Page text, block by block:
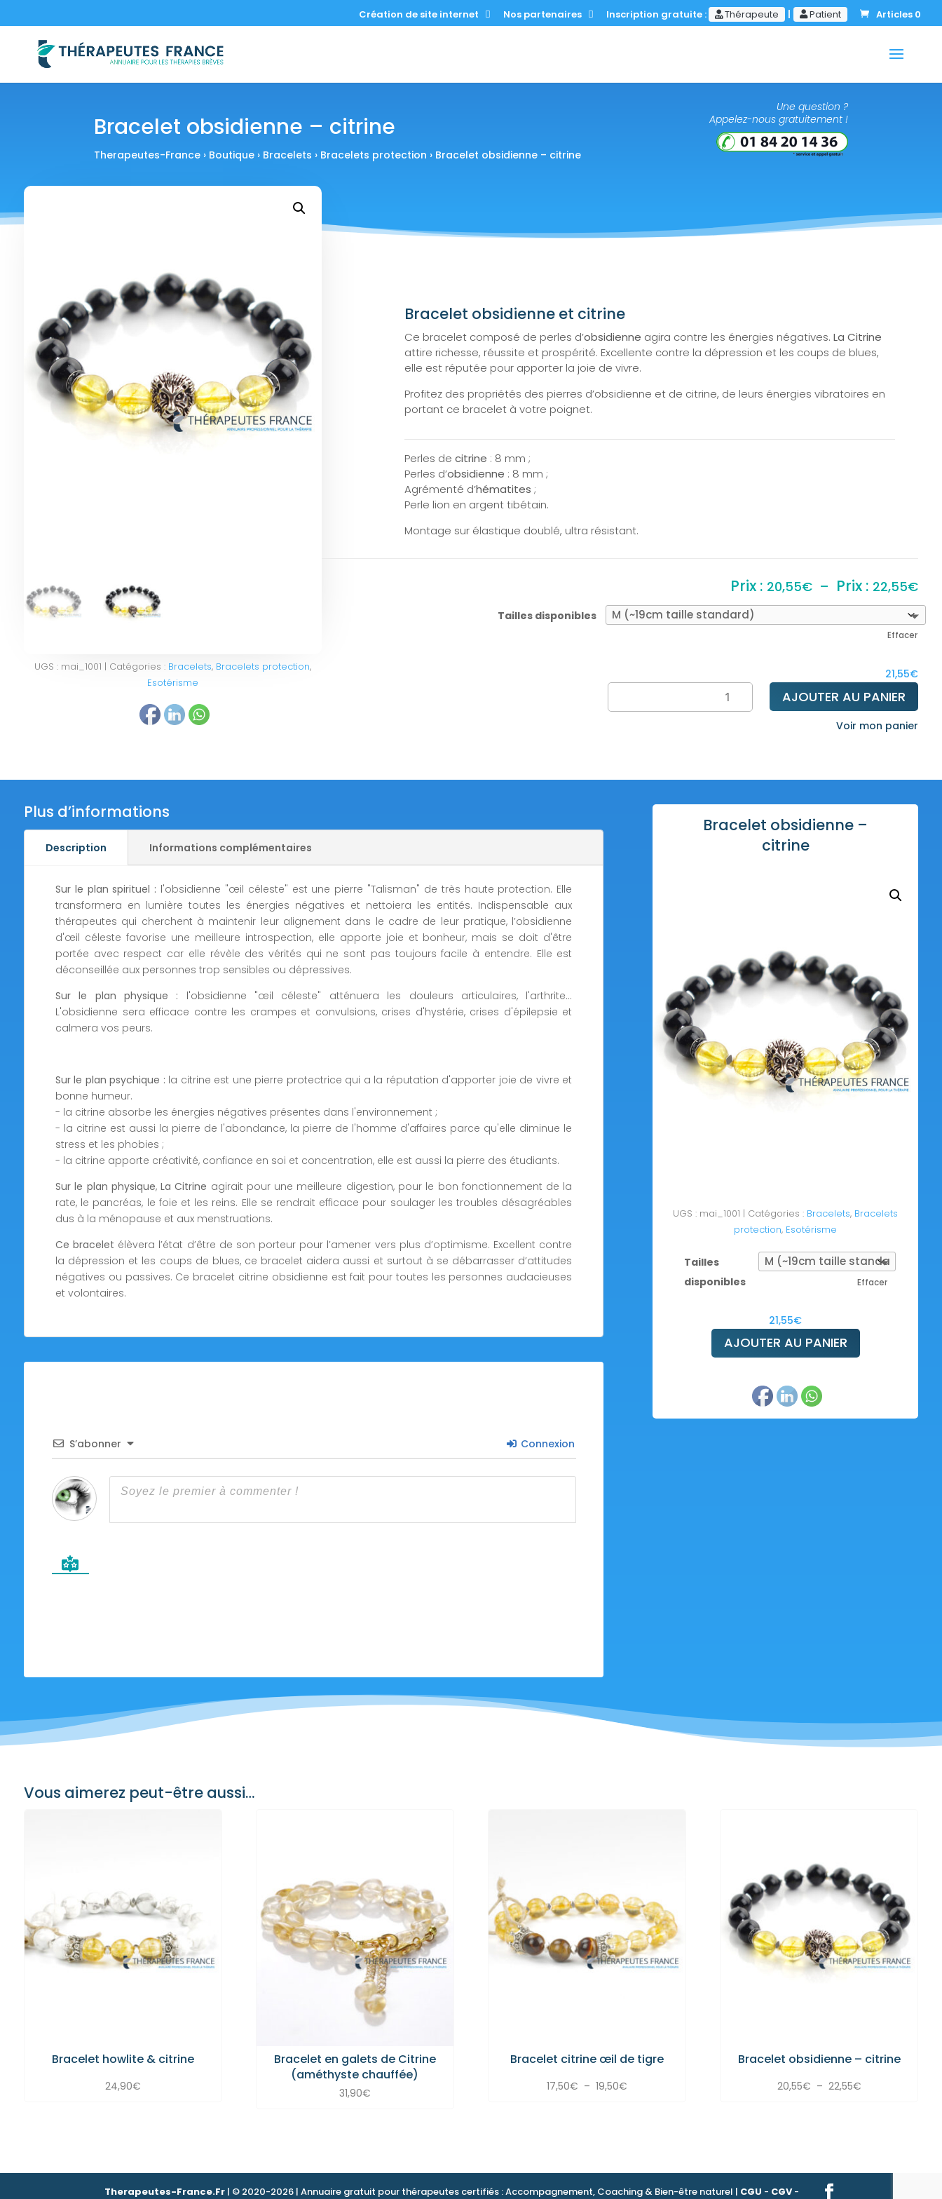
Création de site internet Nos partenaires Inscription gratuite : Thérapeute | Patient Articles 0
Bracelet obsidienne – citrine
Therapeutes-France › Boutique › Bracelets › Bracelets protection › Bracelet obsidienne – citrine
Une question ?
Appelez-nous gratuitement !
UGS : mai_1001 Catégories : Bracelets, Bracelets protection,
Esotérisme
Bracelet obsidienne et citrine
Ce bracelet composé de perles d’obsidienne agira contre les énergies négatives.La Citrine
attire richesse, réussite et prospérité. Excellente contre la dépression et les coups de blues,
elle est réputée pour apporter la joie de vivre.
Profitez des propriétés des pierres d’obsidienne et de citrine, de leurs énergies vibratoires en
portant ce bracelet à votre poignet.
Perles decitrine : 8 mm ;
Perles d’obsidienne : 8 mm ;
Agrémenté d’hématites ;
Perle lion en argent tibétain.
Montage sur élastique doublé, ultra résistant.
20,55€ – 22,55€
prix
Tailles disponibles
Effacer
21,55€
quantité
AJOUTER AU PANIER
Voir mon panier
Plus d’informations
Description Informations complémentaires
Sur le plan spirituel : l'obsidienne "œil céleste" est une pierre "Talisman" de très haute protection. Elle
transformera en lumière toutes les énergies négatives et nettoiera les entités. Indispensable aux
thérapeutes qui cherchent à maintenir leur alignement dans le cadre de leur pratique, l’obsidienne
d'œil céleste favorise une meilleure introspection, elle apporte joie et bonheur, mais se doit d'être
portée avec respect car elle révèle des vérités qui ne sont pas toujours facile à entendre. Elle est
déconseillée aux personnes trop sensibles ou dépressives.
Sur le plan physique : l'obsidienne "œil céleste" atténuera les douleurs articulaires, l'arthrite...
L'obsidienne sera efficace contre les crampes et convulsions, crises d'hystérie, crises d'épilepsie et
calmera vos peurs.
Sur le plan psychique : la citrine est une pierre protectrice qui a la réputation d'apporter joie de vivre et
bonne humeur.
- la citrine absorbe les énergies négatives présentes dans l'environnement ;
- la citrine est aussi la pierre de l'abondance, la pierre de l'homme d'affaires parce qu'elle diminue le
stress et les phobies ;
- la citrine apporte créativité, confiance en soi et concentration, elle est aussi la pierre des étudiants.
Sur le plan physique,La Citrine agirait pour une meilleure digestion, pour le bon fonctionnement de la
rate, le pancréas, le foie et les reins. Elle se rendrait efficace pour soulager les troubles désagréables
dus à la ménopause et aux menstruations.
Ce bracelet élèvera l’état d’être de son porteur pour l’amener vers plus d’optimisme. Excellent contre
la dépression et les coups de blues, ce bracelet aidera aussi et surtout à se débarrasser d’attitudes
négatives ou passives. Ce bracelet citrine obsidienne est fait pour toutes les personnes audacieuses
et volontaires.
S’abonner Connexion
Bracelet obsidienne –
citrine
UGS : mai_1001 Catégories : Bracelets, Bracelets
protection, Esotérisme
Tailles
disponibles
Effacer
21,55€
AJOUTER AU PANIER
Vous aimerez peut-être aussi…
Bracelet howlite & citrine
24,90€
Bracelet en galets de Citrine
(améthyste chauffée)
31,90€
Bracelet citrine œil de tigre
17,50€ – 19,50€
Bracelet obsidienne – citrine
20,55€ – 22,55€Plage
Therapeutes-France.Fr | © 2020-2026 | Annuaire gratuit pour thérapeutes certifiés : Accompagnement, Coaching & Bien-être naturel | CGU - CGV-